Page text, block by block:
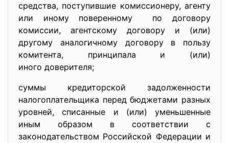
средства, поступившие комиссионеру, агенту
или иному поверенному по договору
комиссии, агентскому договору и (или)
другому аналогичному договору в пользу
комитента, принципала и (или)
иного доверителя;
суммы кредиторской задолженности
налогоплательщика перед бюджетами разных
уровней, списанные и (или) уменьшенные
иным образом в соответствии с
законодательством Российской Федерации и